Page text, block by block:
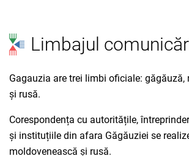
Limbajul
Gagauzia are trei limbi oficiale: găgăuză,
și rusă.
Corespondența cu autoritățile,
și instituțiile din afara Găgăuziei se
moldovenească și rusă.